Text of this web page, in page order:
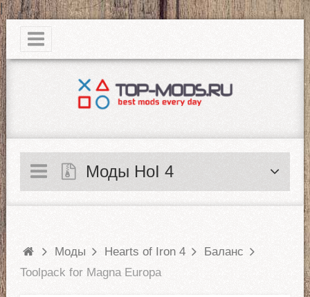
|
Моды HoI 4
Моды Hearts of Iron 4
Баланс
Toolpack for Magna Europa